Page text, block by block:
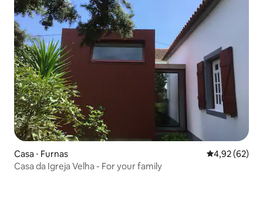
Casa ⋅ Furnas 4,92 de uma
4,92 (62)
Casa da Igreja Velha - For your family